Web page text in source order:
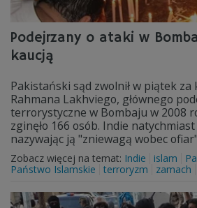
Podejrzany o ataki w
kaucją
Pakistański sąd zwolnił w piątek
Rahmana Lakhviego, głównego
terrorystyczne w Bombaju w 2008
zginęło 166 osób. Indie
nazywając ją "zniewagą wobec
Zobacz więcej na temat: Indie islam
Państwo Islamskie
terroryzm zamach